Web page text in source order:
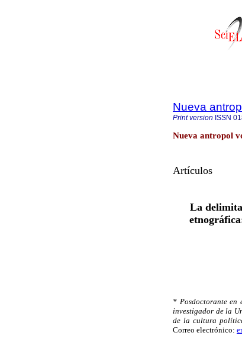
Nueva
Print version ISSN
Nueva antropol
Artículos
La
* Posdoctorante en
investigador de la
de la cultura
Correo electrónico: